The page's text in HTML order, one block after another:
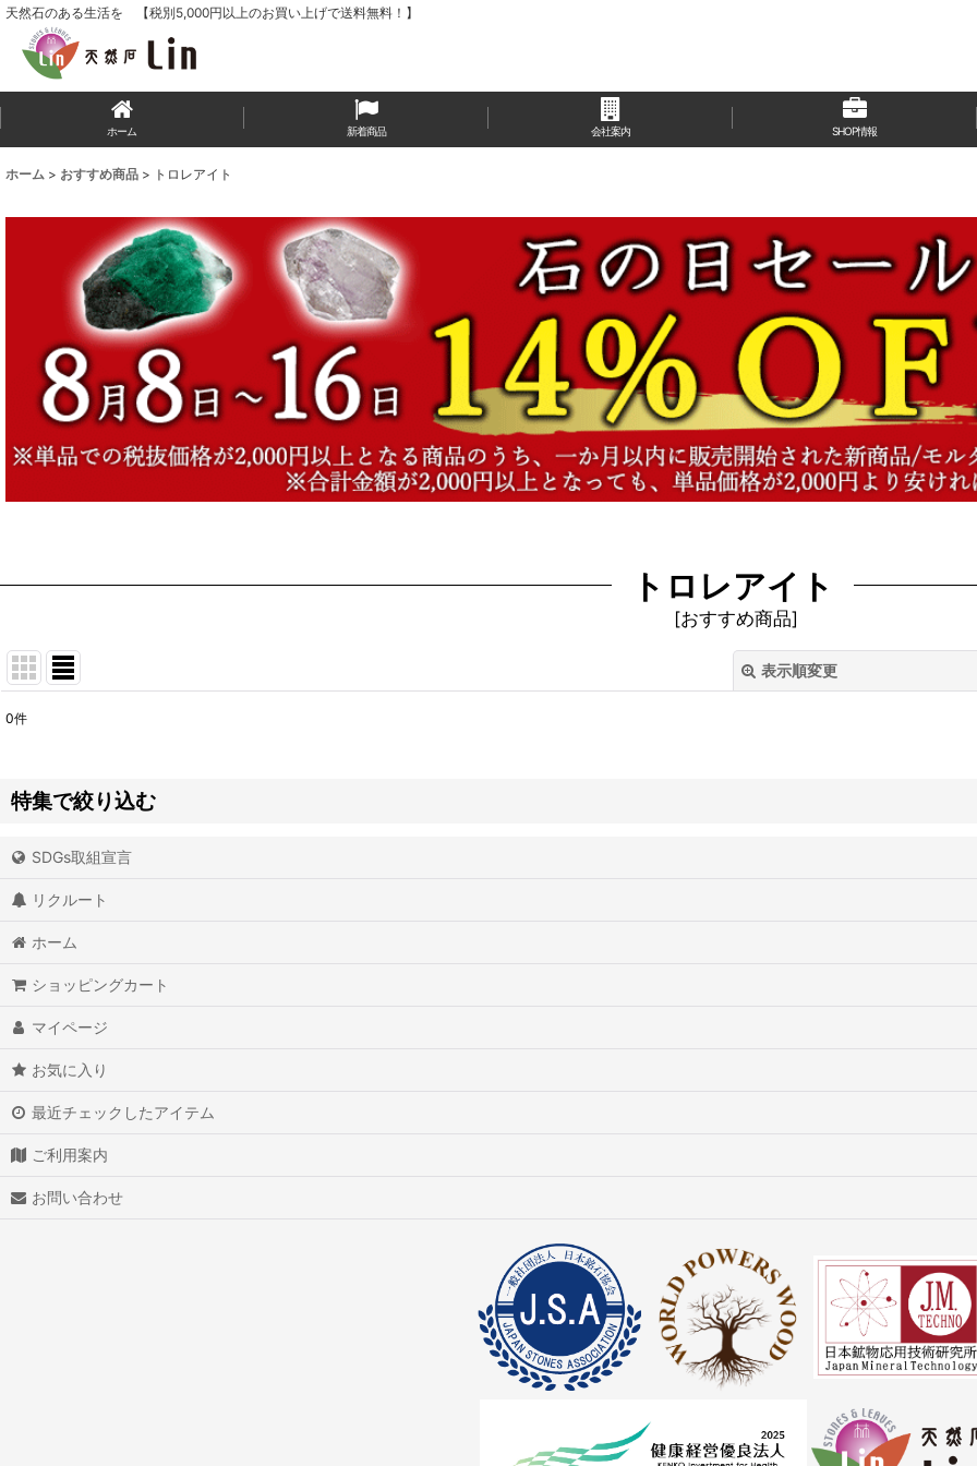
天然石のある生活を 【税別5,000円以上のお買い上げで送料無料！】
ホーム 新着商品 会社案内 SHOP情報
ホーム > おすすめ商品 > トロレアイト
トロレアイト
[おすすめ商品]
表示順変更
表示数
並び順:
0件
特集で絞り込む
アイオライト
アイスクォーツ
アイリスクォーツ
アゼツライト
SDGs取組宣言
リクルート
ホーム
ショッピングカート
マイページ
お気に入り
最近チェックしたアイテム
ご利用案内
お問い合わせ